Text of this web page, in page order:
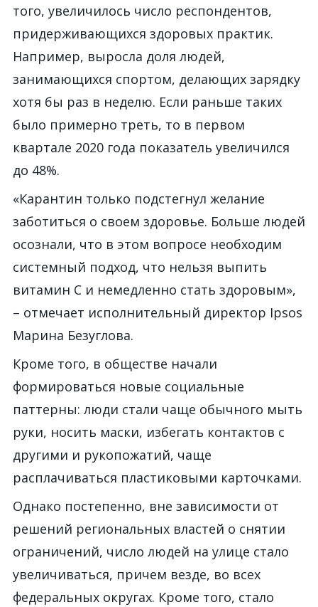
того, увеличилось число респондентов,
придерживающихся здоровых практик.
Например, выросла доля людей,
занимающихся спортом, делающих зарядку
хотя бы раз в неделю. Если раньше таких
было примерно треть, то в первом
квартале 2020 года показатель увеличился
до 48%.
«Карантин только подстегнул желание
заботиться о своем здоровье. Больше людей
осознали, что в этом вопросе необходим
системный подход, что нельзя выпить
витамин С и немедленно стать здоровым»,
– отмечает исполнительный директор Ipsos
Марина Безуглова.
Кроме того, в обществе начали
формироваться новые социальные
паттерны: люди стали чаще обычного мыть
руки, носить маски, избегать контактов с
другими и рукопожатий, чаще
расплачиваться пластиковыми карточками.
Однако постепенно, вне зависимости от
решений региональных властей о снятии
ограничений, число людей на улице стало
увеличиваться, причем везде, во всех
федеральных округах. Кроме того, стало